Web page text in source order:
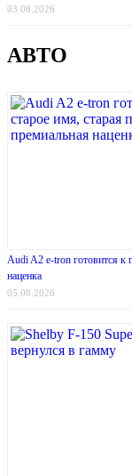
03.08.2026
АВТО
Audi A2 e-tron готовится к
наценка
05.08.2026